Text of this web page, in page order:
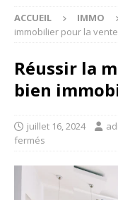
ACCUEIL IMMO
immobilier pour la vente
Réussir la
bien
juillet 16, 2024
fermés